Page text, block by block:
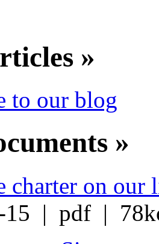
»
to our blog
»
charter on our
15 | pdf |